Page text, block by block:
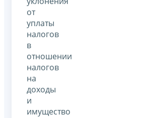
от
уплаты
налогов
в
отношении
налогов
на
доходы
и
имущество